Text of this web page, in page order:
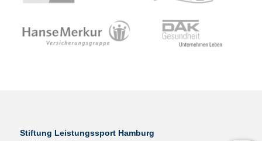
Stiftung Leistungssport Hamburg